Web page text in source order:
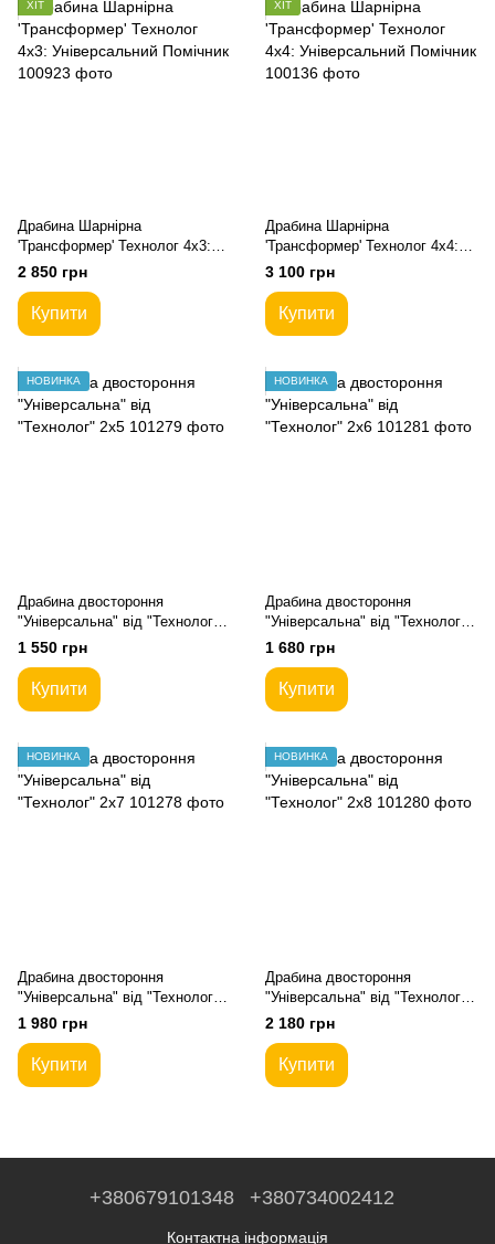
ХІТ
Драбина Шарнірна
'Трансформер' Технолог 4х3:
Універсальний Помічник
2 850 грн
Купити
ХІТ
Драбина Шарнірна
'Трансформер' Технолог 4х4:
Універсальний Помічник
3 100 грн
Купити
НОВИНКА
Драбина двостороння
"Універсальна" від "Технолог"
2х5
1 550 грн
Купити
НОВИНКА
Драбина двостороння
"Універсальна" від "Технолог"
2х6
1 680 грн
Купити
НОВИНКА
Драбина двостороння
"Універсальна" від "Технолог"
2х7
1 980 грн
Купити
НОВИНКА
Драбина двостороння
"Універсальна" від "Технолог"
2х8
2 180 грн
Купити
+380679101348 +380734002412
Контактна інформація